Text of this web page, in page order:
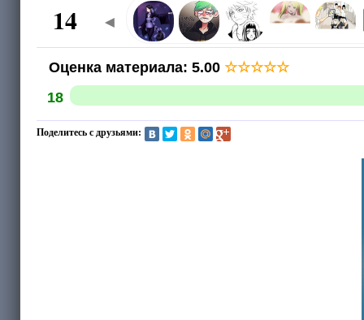
14 ◄
Оценка материала: 5.00 ☆☆☆☆☆
18
Поделитесь с друзьями: